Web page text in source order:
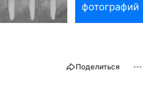
фотографий
Поделиться